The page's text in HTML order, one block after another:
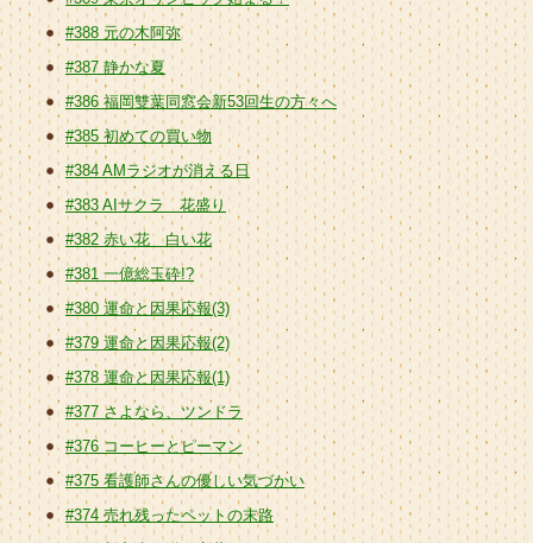
#388 元の木阿弥
#387 静かな夏
#386 福岡雙葉同窓会新53回生の方々へ
#385 初めての買い物
#384 AMラジオが消える日
#383 AIサクラ 花盛り
#382 赤い花 白い花
#381 一億総玉砕!?
#380 運命と因果応報(3)
#379 運命と因果応報(2)
#378 運命と因果応報(1)
#377 さよなら、ツンドラ
#376 コーヒーとピーマン
#375 看護師さんの優しい気づかい
#374 売れ残ったペットの末路